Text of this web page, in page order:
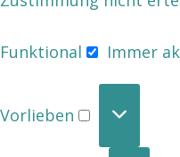
Funktional Immer
Vorlieben